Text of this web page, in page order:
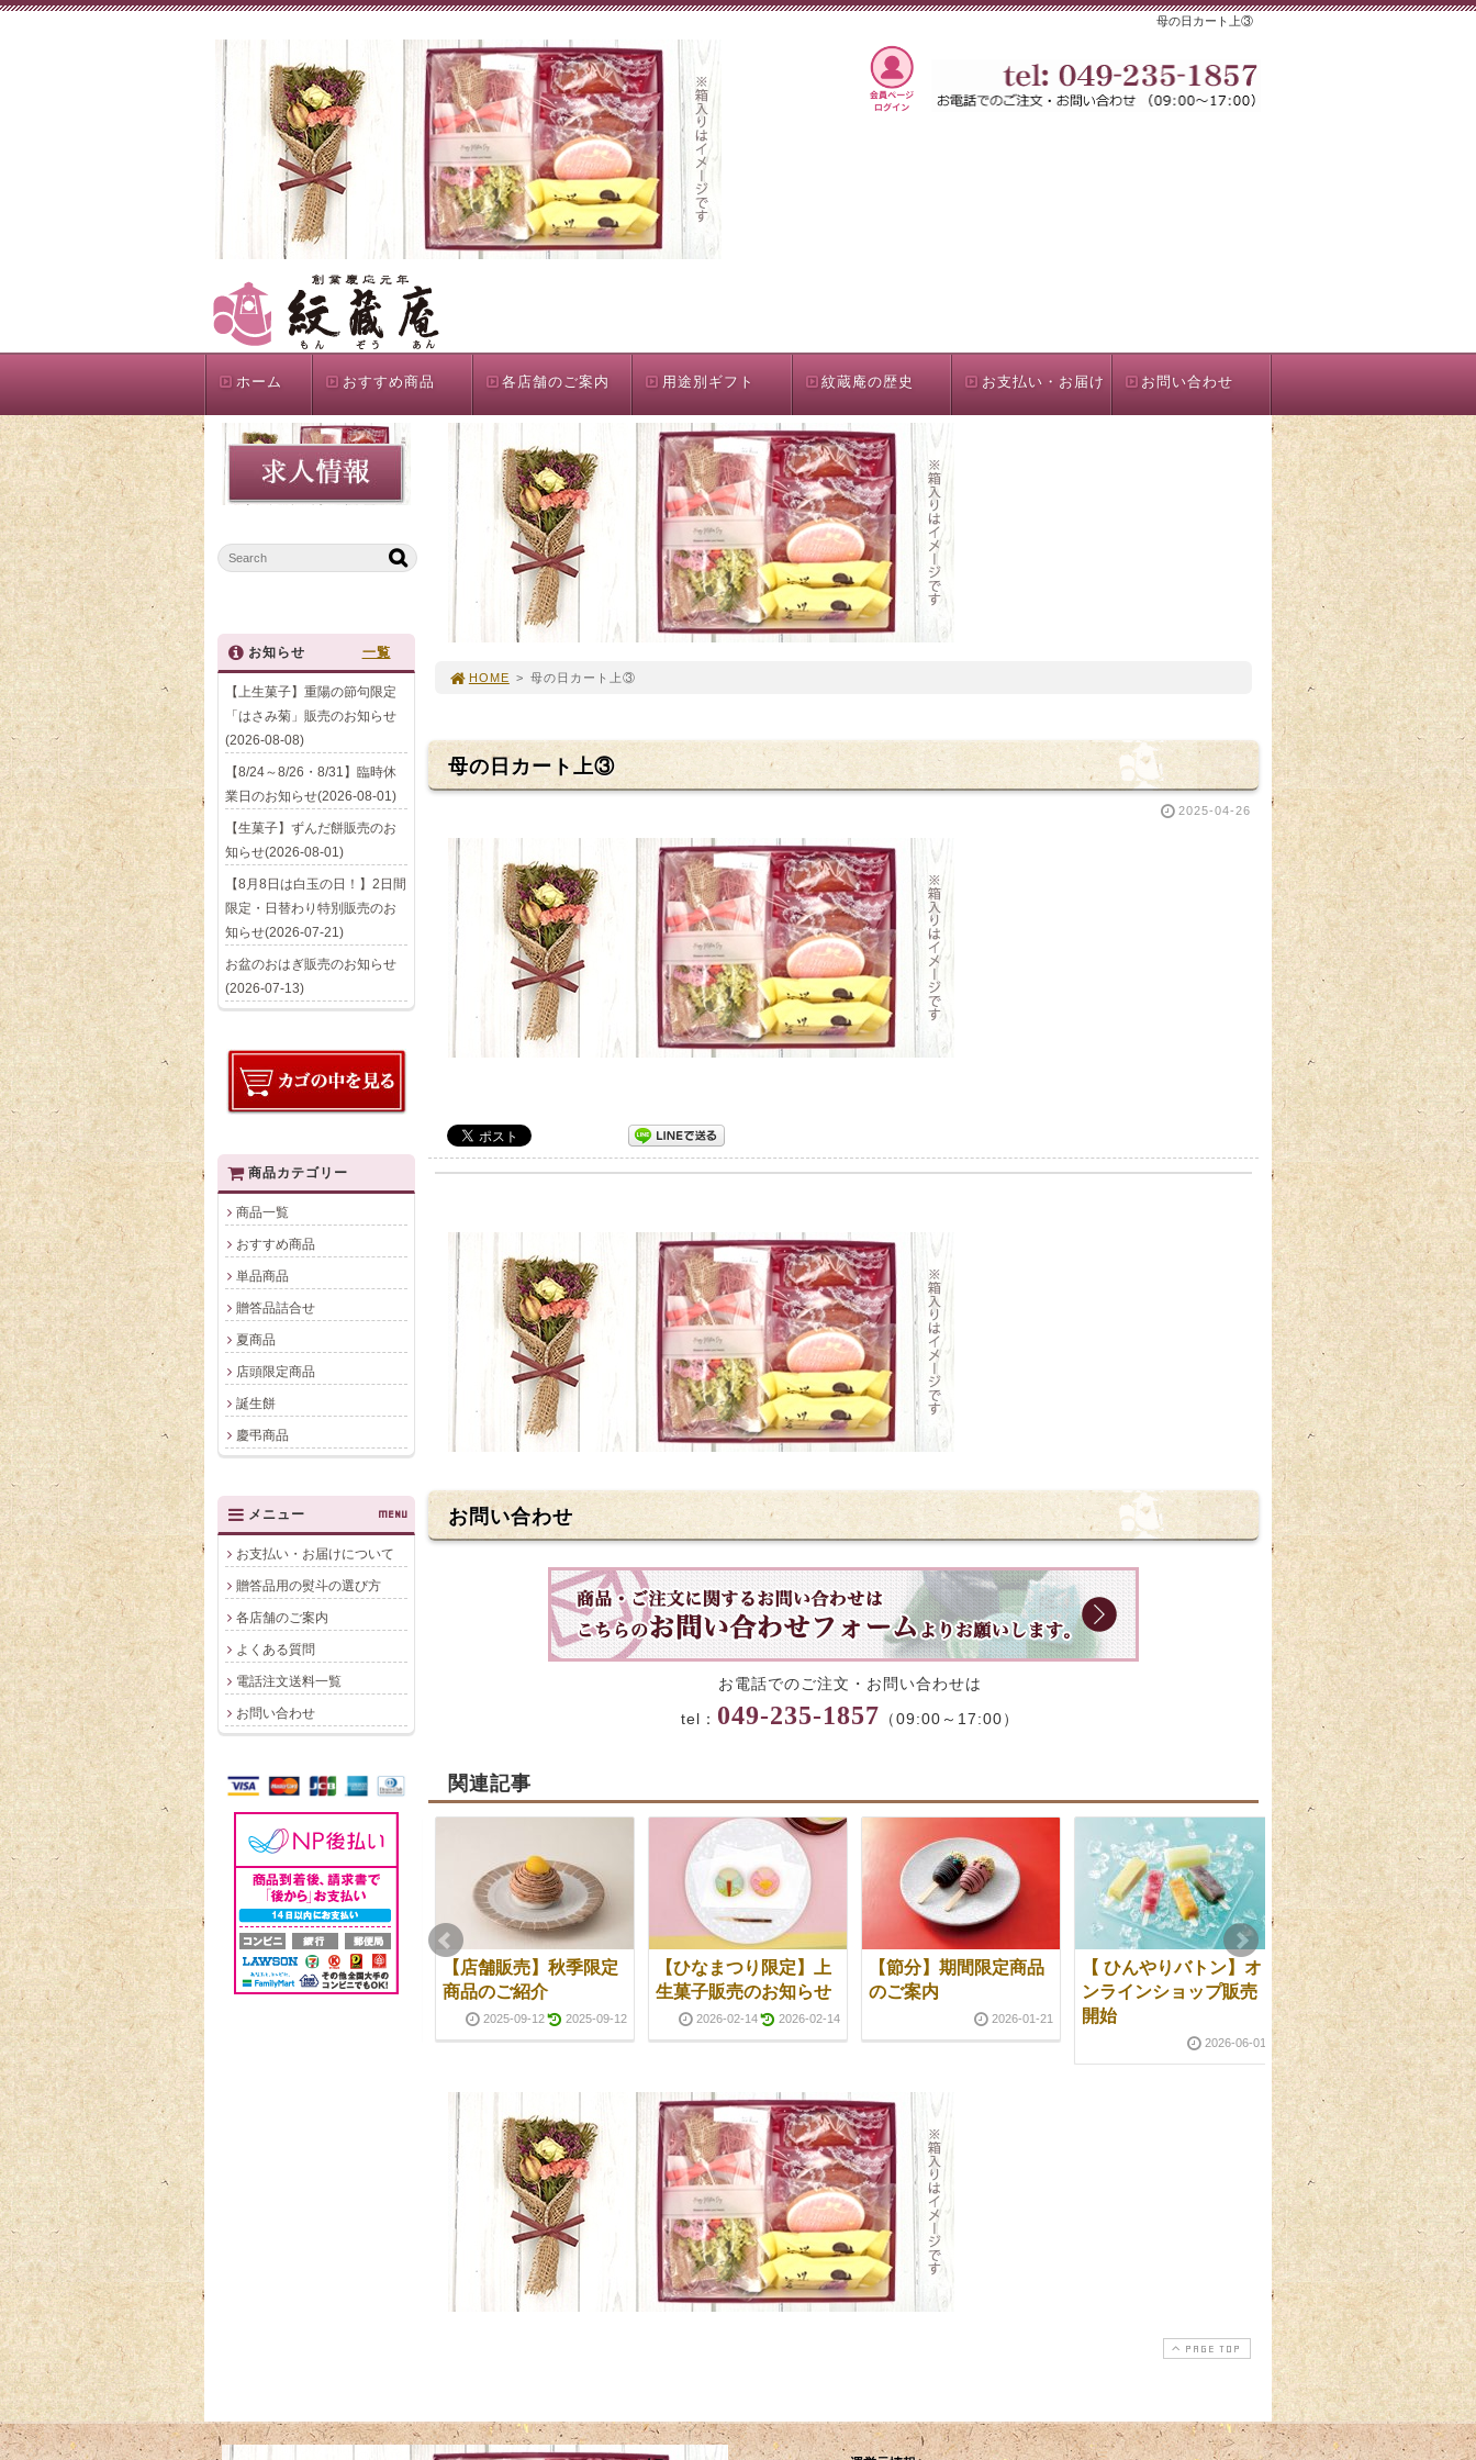
母の日カート上③
ホーム おすすめ商品 各店舗のご案内 用途別ギフト 紋蔵庵の歴史 お支払い・お届け お問い合わせ
HOME > 母の日カート上③
母の日カート上③
2025-04-26
お問い合わせ
お電話でのご注文・お問い合わせは
tel： 049-235-1857 （09:00～17:00）
関連記事
川越城(夏) 1号〜5号
2025-04-23 2026-04-29
【2月15日限定】プレ
ミアム苺大福販売
【店舗販売】秋季限定
商品のご紹介
2025-09-12 2025-09-12
【ひなまつり限定】上
生菓子販売のお知らせ
2026-02-14 2026-02-14
【節分】期間限定商品
のご案内
2026-01-21
【 ひんやりバトン】オ
ンラインショップ販売
開始
2026-06-01
お月見に因んだお菓子
のご案内
2025-09-
【 ひんやりバトン】オ
ンラインショップ販売
開始
2026-06-01
PAGE TOP
お知らせ 一覧
【上生菓子】重陽の節句限定
「はさみ菊」販売のお知らせ
(2026-08-08)
【8/24～8/26・8/31】臨時休
業日のお知らせ(2026-08-01)
【生菓子】ずんだ餅販売のお
知らせ(2026-08-01)
【8月8日は白玉の日！】2日間
限定・日替わり特別販売のお
知らせ(2026-07-21)
お盆のおはぎ販売のお知らせ
(2026-07-13)
商品カテゴリー
商品一覧
おすすめ商品
単品商品
贈答品詰合せ
夏商品
店頭限定商品
誕生餅
慶弔商品
メニュー MENU
お支払い・お届けについて
贈答品用の熨斗の選び方
各店舗のご案内
よくある質問
電話注文送料一覧
お問い合わせ